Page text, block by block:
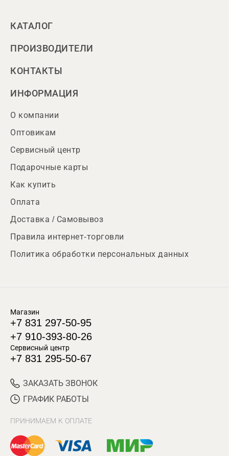
КАТАЛОГ
ПРОИЗВОДИТЕЛИ
КОНТАКТЫ
ИНФОРМАЦИЯ
О компании
Оптовикам
Сервисный центр
Подарочные карты
Как купить
Оплата
Доставка / Самовывоз
Правила интернет-торговли
Политика обработки персональных данных
Магазин
+7 831 297-50-95
+7 910-393-80-26
Сервисный центр
+7 831 295-50-67
ЗАКАЗАТЬ ЗВОНОК
ГРАФИК РАБОТЫ
ПРИНИМАЕМ К ОПЛАТЕ